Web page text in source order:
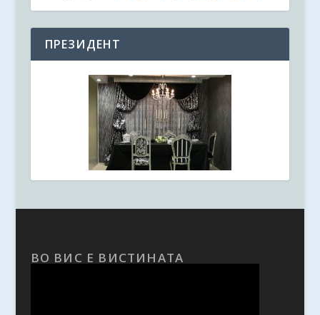
ПРЕЗИДЕНТ
ВО ВИС Е ВИСТИНАТА